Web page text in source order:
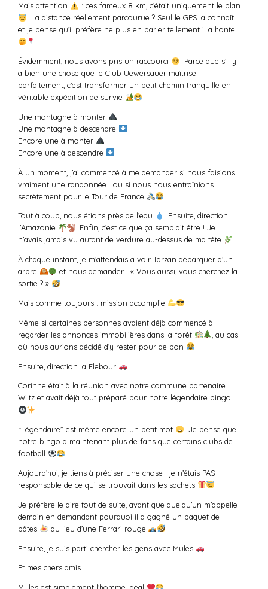
Mais attention
: ces fameux 8 km, c’était uniquement le plan
. La distance réellement parcourue ? Seul le GPS la connaît…
et je pense qu’il préfère ne plus en parler tellement il a honte
Évidemment, nous avons pris un raccourci
. Parce que s’il y
a bien une chose que le Club Uewersauer maîtrise
parfaitement, c’est transformer un petit chemin tranquille en
véritable expédition de survie
Une montagne à monter
Une montagne à descendre
Encore une à monter
Encore une à descendre
À un moment, j’ai commencé à me demander si nous faisions
vraiment une randonnée… ou si nous nous entraînions
secrètement pour le Tour de France
Tout à coup, nous étions près de l’eau
. Ensuite, direction
l’Amazonie
. Enfin, c’est ce que ça semblait être ! Je
n’avais jamais vu autant de verdure au-dessus de ma tête
À chaque instant, je m’attendais à voir Tarzan débarquer d’un
arbre
et nous demander : « Vous aussi, vous cherchez la
sortie ? »
Mais comme toujours : mission accomplie
Même si certaines personnes avaient déjà commencé à
regarder les annonces immobilières dans la forêt
, au cas
où nous aurions décidé d’y rester pour de bon
Ensuite, direction la Flebour
Corinne était à la réunion avec notre commune partenaire
Wiltz et avait déjà tout préparé pour notre légendaire bingo
“Légendaire” est même encore un petit mot
. Je pense que
notre bingo a maintenant plus de fans que certains clubs de
football
Aujourd’hui, je tiens à préciser une chose : je n’étais PAS
responsable de ce qui se trouvait dans les sachets
Je préfère le dire tout de suite, avant que quelqu’un m’appelle
demain en demandant pourquoi il a gagné un paquet de
pâtes
au lieu d’une Ferrari rouge
Ensuite, je suis parti chercher les gens avec Mules
Et mes chers amis…